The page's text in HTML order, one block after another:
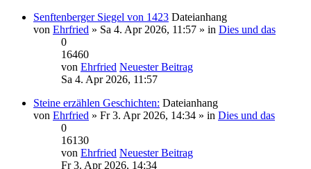
Senftenberger Siegel von 1423 Dateianhang
von Ehrfried » Sa 4. Apr 2026, 11:57 » in Dies und das
0
16460
von Ehrfried Neuester Beitrag
Sa 4. Apr 2026, 11:57
Steine erzählen Geschichten: Dateianhang
von Ehrfried » Fr 3. Apr 2026, 14:34 » in Dies und das
0
16130
von Ehrfried Neuester Beitrag
Fr 3. Apr 2026, 14:34